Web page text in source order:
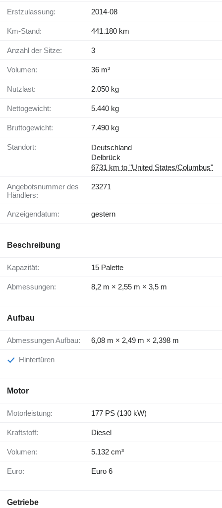
Erstzulassung: 2014-08
Km-Stand: 441.180 km
Anzahl der Sitze: 3
Volumen: 36 m³
Nutzlast: 2.050 kg
Nettogewicht: 5.440 kg
Bruttogewicht: 7.490 kg
Standort:
Deutschland
Delbrück
6731 km to "United States/Columbus"
Angebotsnummer des
Händlers:
23271
Anzeigendatum: gestern
Beschreibung
Kapazität: 15 Palette
Abmessungen: 8,2 m × 2,55 m × 3,5 m
Aufbau
Abmessungen Aufbau: 6,08 m × 2,49 m × 2,398 m
Hintertüren
Motor
Motorleistung: 177 PS (130 kW)
Kraftstoff: Diesel
Volumen: 5.132 cm³
Euro: Euro 6
Getriebe